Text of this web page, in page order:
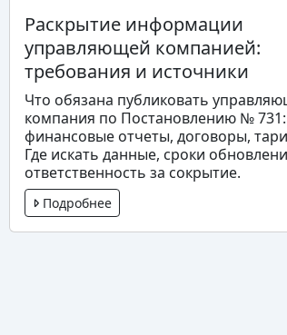
Раскрытие информации
управляющей компанией:
требования и источники
Что обязана публиковать
компания по Постановлению № 731:
финансовые отчеты, договоры,
Где искать данные, сроки
ответственность за сокрытие.
Подробнее